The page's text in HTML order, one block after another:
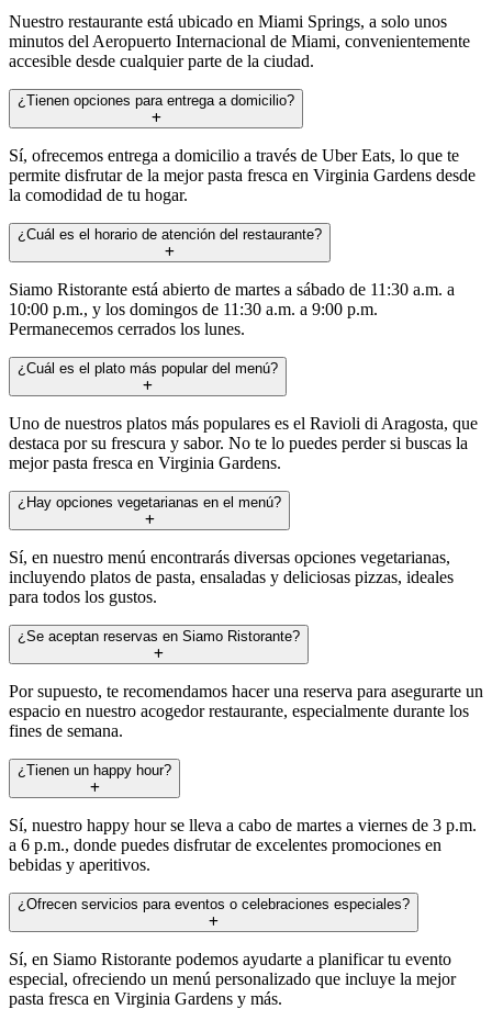
Nuestro restaurante está ubicado en Miami Springs, a solo unos
minutos del Aeropuerto Internacional de Miami, convenientemente
accesible desde cualquier parte de la ciudad.
¿Tienen opciones para entrega a domicilio?
Sí, ofrecemos entrega a domicilio a través de Uber Eats, lo que te
permite disfrutar de la mejor pasta fresca en Virginia Gardens desde
la comodidad de tu hogar.
¿Cuál es el horario de atención del restaurante?
Siamo Ristorante está abierto de martes a sábado de 11:30 a.m. a
10:00 p.m., y los domingos de 11:30 a.m. a 9:00 p.m.
Permanecemos cerrados los lunes.
¿Cuál es el plato más popular del menú?
Uno de nuestros platos más populares es el Ravioli di Aragosta, que
destaca por su frescura y sabor. No te lo puedes perder si buscas la
mejor pasta fresca en Virginia Gardens.
¿Hay opciones vegetarianas en el menú?
Sí, en nuestro menú encontrarás diversas opciones vegetarianas,
incluyendo platos de pasta, ensaladas y deliciosas pizzas, ideales
para todos los gustos.
¿Se aceptan reservas en Siamo Ristorante?
Por supuesto, te recomendamos hacer una reserva para asegurarte un
espacio en nuestro acogedor restaurante, especialmente durante los
fines de semana.
¿Tienen un happy hour?
Sí, nuestro happy hour se lleva a cabo de martes a viernes de 3 p.m.
a 6 p.m., donde puedes disfrutar de excelentes promociones en
bebidas y aperitivos.
¿Ofrecen servicios para eventos o celebraciones especiales?
Sí, en Siamo Ristorante podemos ayudarte a planificar tu evento
especial, ofreciendo un menú personalizado que incluye la mejor
pasta fresca en Virginia Gardens y más.